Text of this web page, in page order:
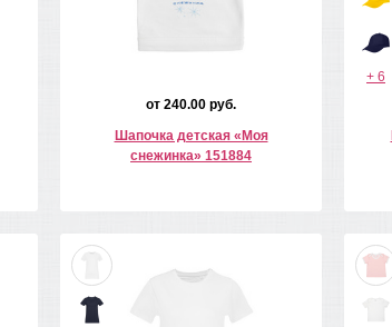
от 240.00 руб.
Шапочка детская «Моя
снежинка» 151884
+ 6